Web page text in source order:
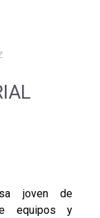
joven de
equipos y